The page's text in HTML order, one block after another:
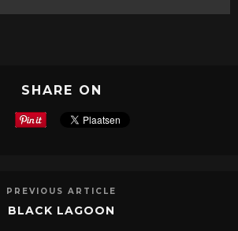
SHARE ON
PREVIOUS ARTICLE
BLACK LAGOON